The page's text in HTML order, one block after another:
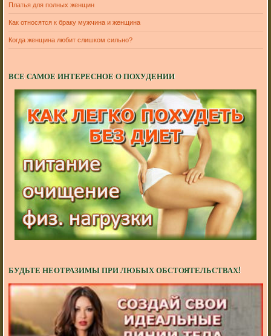
Платья для полных женщин
Как относятся к браку мужчина и женщина
Когда женщина любит слишком сильно?
ВСЕ САМОЕ ИНТЕРЕСНОЕ О ПОХУДЕНИИ
БУДЬТЕ НЕОТРАЗИМЫ ПРИ ЛЮБЫХ ОБСТОЯТЕЛЬСТВАХ!